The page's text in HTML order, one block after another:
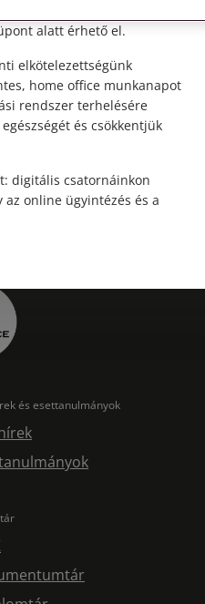
és esettanulmányok
alatt érhető el.
elkötelezettségünk
home office munkanapot
rendszer terhelésére
és csökkentjük
digitális csatornáinkon
online ügyintézés és a